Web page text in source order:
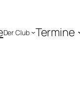
Der Club Termine